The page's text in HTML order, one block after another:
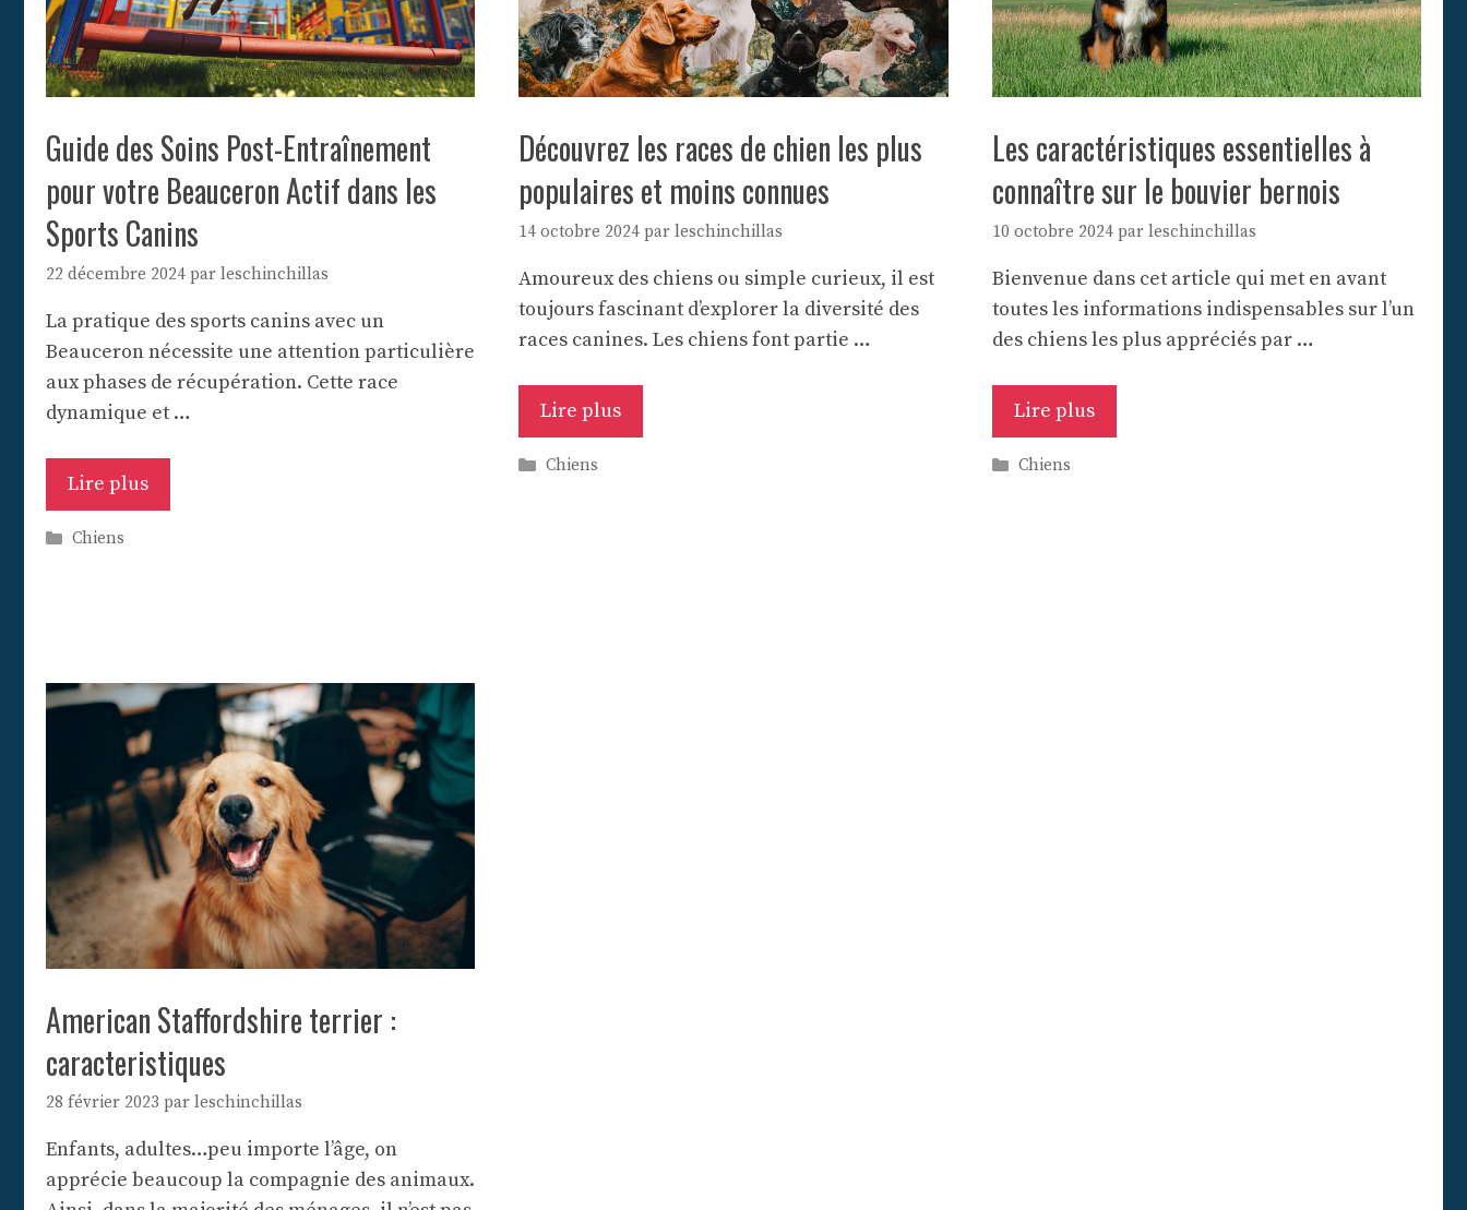
Guide des Soins Post-Entraînement
pour votre Beauceron Actif dans les
Sports Canins
22 décembre 2024 par leschinchillas
La pratique des sports canins avec un
Beauceron nécessite une attention particulière
aux phases de récupération. Cette race
dynamique et …
Lire plus
Catégories
Chiens
Découvrez les races de chien les plus
populaires et moins connues
14 octobre 2024 parleschinchillas
Amoureux des chiens ou simple curieux, il est
toujours fascinant d’explorer la diversité des
races canines. Les chiens font partie …
Lire plus
Catégories
Chiens
Les caractéristiques essentielles à
connaître sur le bouvier bernois
10 octobre 2024 par leschinchillas
Bienvenue dans cet article qui met en avant
toutes les informations indispensables sur l’un
des chiens les plus appréciés par …
Lire plus
Catégories
Chiens
American Staffordshire terrier :
caracteristiques
28 février 2023 par leschinchillas
Enfants, adultes…peu importe l’âge, on
apprécie beaucoup la compagnie des animaux.